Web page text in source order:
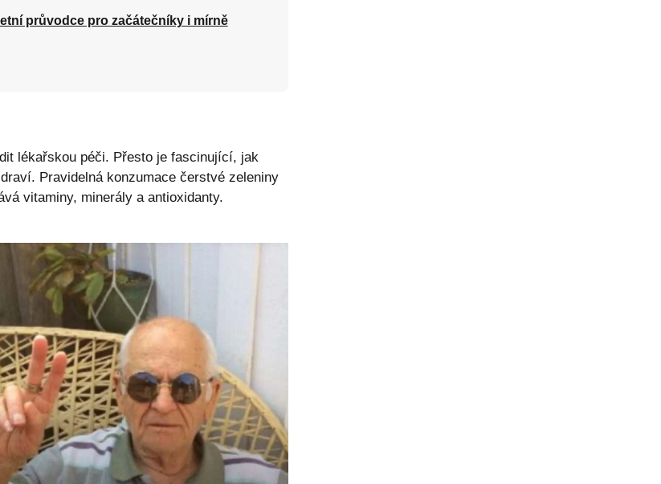
průvodce pro začátečníky i mírně
lékařskou péči. Přesto je fascinující, jak
Pravidelná konzumace čerstvé zeleniny
vitaminy, minerály a antioxidanty.